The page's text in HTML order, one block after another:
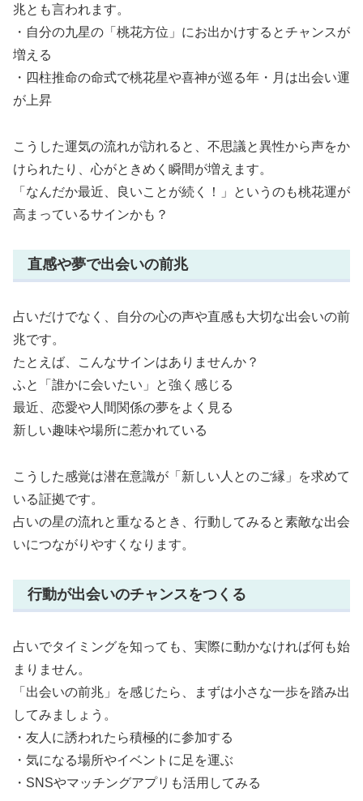
兆とも言われます。
・自分の九星の「桃花方位」にお出かけするとチャンスが
増える
・四柱推命の命式で桃花星や喜神が巡る年・月は出会い運
が上昇
こうした運気の流れが訪れると、不思議と異性から声をか
けられたり、心がときめく瞬間が増えます。
「なんだか最近、良いことが続く！」というのも桃花運が
高まっているサインかも？
直感や夢で出会いの前兆
占いだけでなく、自分の心の声や直感も大切な出会いの前
兆です。
たとえば、こんなサインはありませんか？
ふと「誰かに会いたい」と強く感じる
最近、恋愛や人間関係の夢をよく見る
新しい趣味や場所に惹かれている
こうした感覚は潜在意識が「新しい人とのご縁」を求めて
いる証拠です。
占いの星の流れと重なるとき、行動してみると素敵な出会
いにつながりやすくなります。
行動が出会いのチャンスをつくる
占いでタイミングを知っても、実際に動かなければ何も始
まりません。
「出会いの前兆」を感じたら、まずは小さな一歩を踏み出
してみましょう。
・友人に誘われたら積極的に参加する
・気になる場所やイベントに足を運ぶ
・SNSやマッチングアプリも活用してみる